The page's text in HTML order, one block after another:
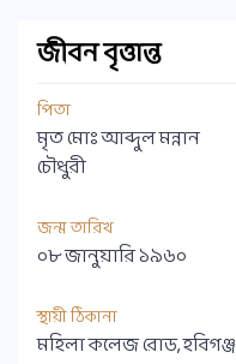
জীবন বৃত্তান্ত
পিতা
মৃত মোঃ আব্দুল মন্নান
চৌধুরী
জন্ম তারিখ
০৮ জানুয়ারি ১৯৬০
স্থায়ী ঠিকানা
মহিলা কলেজ রোড, হবিগঞ্জ